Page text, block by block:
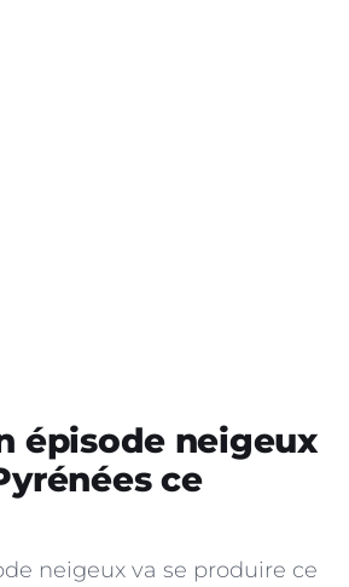
épisode neigeux
ce
neigeux va se produire ce